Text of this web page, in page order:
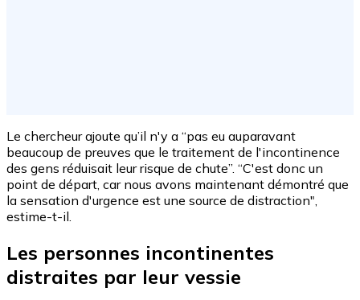
Le chercheur ajoute qu’il n'y a “pas eu auparavant
beaucoup de preuves que le traitement de l'incontinence
des gens réduisait leur risque de chute”. “C'est donc un
point de départ, car nous avons maintenant démontré que
la sensation d'urgence est une source de distraction",
estime-t-il.
Les personnes incontinentes
distraites par leur vessie